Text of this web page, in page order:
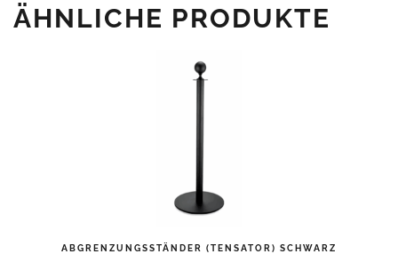
ÄHNLICHE PRODUKTE
ABGRENZUNGSSTÄNDER (TENSATOR) SCHWARZ